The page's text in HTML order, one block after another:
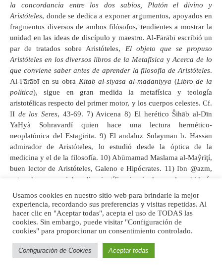
la concordancia entre los dos sabios, Platón el divino y
Aristóteles, donde se dedica a exponer argumentos, apoyados en
fragmentos diversos de ambos filósofos, tendientes a mostrar la
unidad en las ideas de discípulo y maestro. Al-Fārābī escribió un
par de tratados sobre Aristóteles, El objeto que se propuso
Aristóteles en los diversos libros de la Metafísica yAcerca de lo
que conviene saber antes de aprender la filosofía de Aristóteles.
Al-Fārābī en su obra Kitāb al-siyāsa al-madaniyya (Libro de la
política), sigue en gran medida la metafísica y teología
aristotélicas respecto del primer motor, y los cuerpos celestes. Cf.
II de los Seres, 43-69. 7) Avicena 8) El herético Ŝihāb al-Dīn
YaHyà Sohravardí quien hace una lectura hermético-
neoplatónica del Estagirita. 9) El andaluz Sulaymān b. Hassān
admirador de Aristóteles, lo estudió desde la óptica de la
medicina y el de la filosofía. 10) Abūmamad Maslama al-Maŷrīţí,
buen lector de Aristóteles, Galeno e Hipócrates. 11) Ibn @azm,
autor de una enciclopedia científica inspirada por la sabiduría
de su trabajo. 12) Yehudá ha-Leví enfocado en el estudio de la
filosofía natural de Aristóteles y Galeno. 13) Abū Şalt quien fue
muy influido por Categorías, Sobre la interpretación, Primeros
Segundos Analíticos. 14) Ibn Ţufayl, filósofo andaluz y gran
lector y comentarista de Aristóteles. 15) Averroes, intérprete de
Aristóteles muy estimado dentro del mundo islámico y
Usamos cookies en nuestro sitio web para brindarle la mejor
experiencia, recordando sus preferencias y visitas repetidas. Al
hacer clic en "Aceptar todas", acepta el uso de TODAS las
cookies. Sin embargo, puede visitar "Configuración de
cookies" para proporcionar un consentimiento controlado.
Configuración de Cookies Aceptar todas